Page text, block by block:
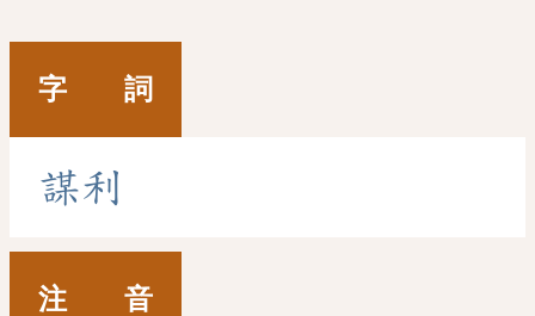
字 詞
謀利
注 音